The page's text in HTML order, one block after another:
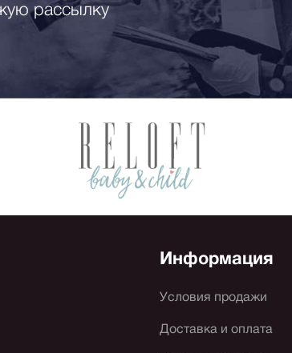
рассылку
Информация
Условия продажи
Доставка и оплата